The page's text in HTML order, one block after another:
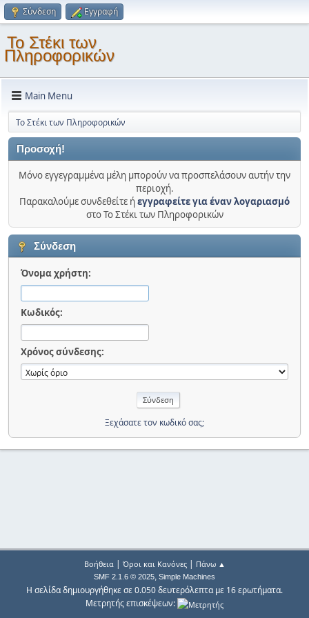
Σύνδεση Εγγραφή
Το Στέκι των
Πληροφορικών
Main Menu
Το Στέκι των Πληροφορικών
Προσοχή!
Μόνο εγγεγραμμένα μέλη μπορούν να προσπελάσουν αυτήν την
περιοχή.
Παρακαλούμε συνδεθείτε ήεγγραφείτε για έναν λογαριασμό
στο Το Στέκι των Πληροφορικών
Σύνδεση
Όνομα χρήστη:
Κωδικός:
Χρόνος σύνδεσης:
Ξεχάσατε τον κωδικό σας;
Βοήθεια| Όροι και Κανόνες| Πάνω ▲
SMF 2.1.6 © 2025, Simple Machines
Η σελίδα δημιουργήθηκε σε 0.050 δευτερόλεπτα με 16 ερωτήματα.
Μετρητής επισκέψεων: